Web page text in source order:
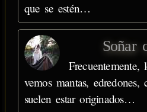
que se estén…
Soñar
vemos mantas, edredones,
suelen estar originados…